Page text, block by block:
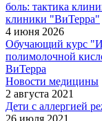
боль: тактика
клиники "ВиТерра"
4 июня 2026
Обучающий курс
полимолочной
ВиТерра
Новости медицины
2 августа 2021
Дети с аллергией